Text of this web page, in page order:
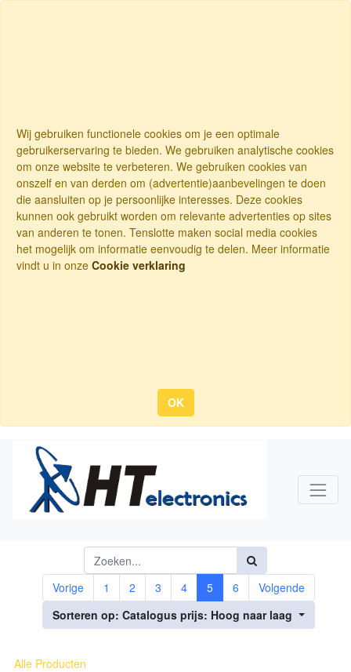
Wij gebruiken functionele cookies om je een optimale
gebruikerservaring te bieden. We gebruiken analytische cookies
om onze website te verbeteren. We gebruiken cookies van
onszelf en van derden om (advertentie)aanbevelingen te doen
die aansluiten op je persoonlijke interesses. Deze cookies
kunnen ook gebruikt worden om relevante advertenties op sites
van anderen te tonen. Tenslotte maken social media cookies
het mogelijk om informatie eenvoudig te delen. Meer informatie
vindt u in onze Cookie verklaring
OK
Vorige 1 2 3 4 5 6
Volgende
Sorteren op: Catalogus prijs: Hoog naar laag
Alle Producten